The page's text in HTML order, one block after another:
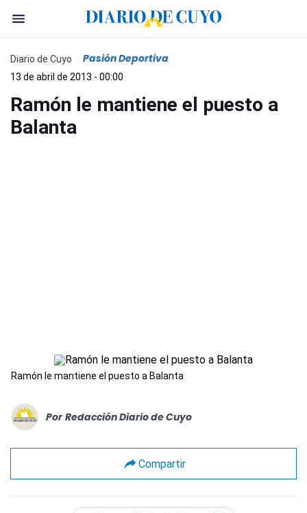
Diario de Cuyo Pasión Deportiva
13 de abril de 2013 - 00:00
Ramón le mantiene el puesto a
Balanta
Ramón le mantiene el puesto a Balanta
Por Redacción Diario de Cuyo
Compartir